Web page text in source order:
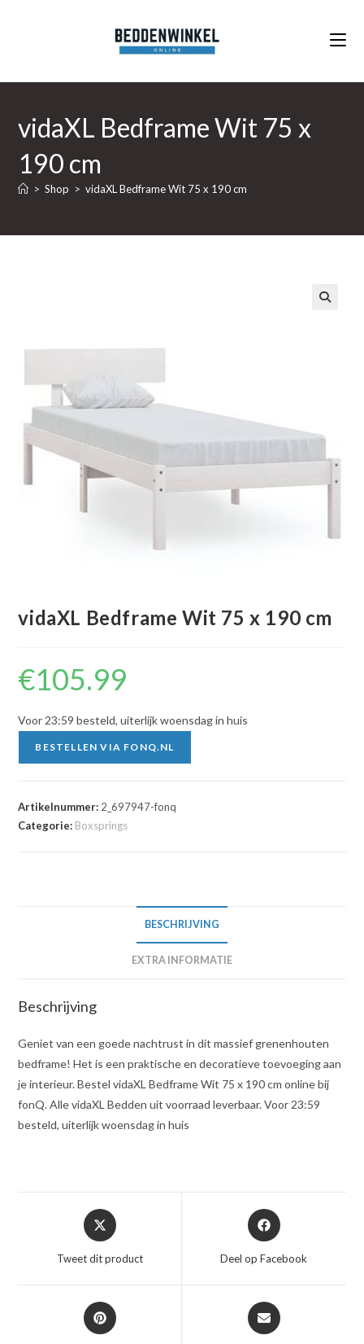
vidaXL Bedframe Wit 75 x
190 cm
> Shop > vidaXL Bedframe Wit 75 x 190 cm
vidaXL Bedframe Wit 75 x 190 cm
€105.99
Voor 23:59 besteld, uiterlijk woensdag in huis
BESTELLEN VIA FONQ.NL
Artikelnummer: 2_697947-fonq
Categorie: Boxsprings
BESCHRIJVING
EXTRA INFORMATIE
Beschrijving
Geniet van een goede nachtrust in dit massief grenenhouten
bedframe! Het is een praktische en decoratieve toevoeging aan
je interieur. Bestel vidaXL Bedframe Wit 75 x 190 cm online bij
fonQ. Alle vidaXL Bedden uit voorraad leverbaar. Voor 23:59
besteld, uiterlijk woensdag in huis
Opent
in
nieuw
Tweet dit product
Opent
in
nieuw
Deel op Facebook
Opent
in
Opent
in